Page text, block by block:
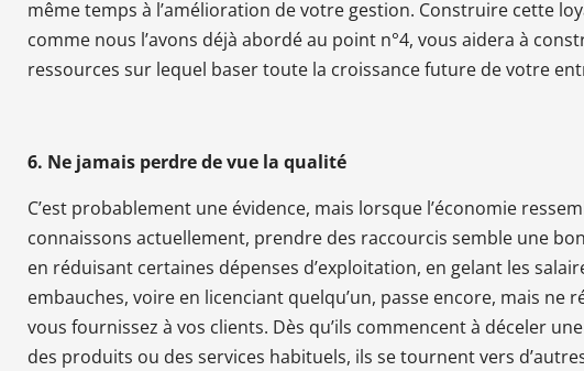
même temps à l’amélioration de votre gestion. Construire cette
comme nous l’avons déjà abordé au point n°4, vous aidera à
ressources sur lequel baser toute la croissance future de votre
6. Ne jamais perdre de vue la qualité
C’est probablement une évidence, mais lorsque l’économie
connaissons actuellement, prendre des raccourcis semble une
en réduisant certaines dépenses d’exploitation, en gelant les
embauches, voire en licenciant quelqu’un, passe encore, mais ne
vous fournissez à vos clients. Dès qu’ils commencent à déceler
des produits ou des services habituels, ils se tournent vers